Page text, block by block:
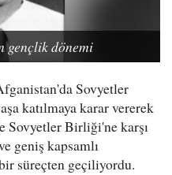
gençlik dönemi
Sovyetler
katılmaya karar vererek
Sovyetler Birliği'ne karşı
geniş kapsamlı
süreçten geçiliyordu.